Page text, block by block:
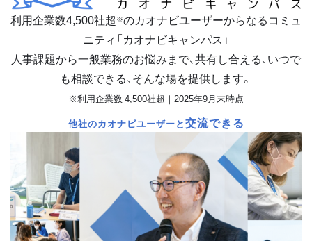
利用企業数4,500社超 ※のカオナビユーザーからなるコミュ
ニティ「カオナビキャンパス」
人事課題から一般業務のお悩みまで、共有し合える、いつで
も相談できる、そんな場を提供します。
※利用企業数 4,500社超｜2025年9月末時点
他社のカオナビユーザーと交流できる